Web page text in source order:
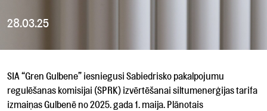
28.03.25
SIA “Gren Gulbene” iesniegusi Sabiedrisko pakalpojumu
regulēšanas komisijai (SPRK) izvērtēšanai siltumenerģijas tarifa
izmaiņas Gulbenē no 2025. gada 1. maija. Plānotais